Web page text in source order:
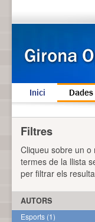
Inici Dades
Filtres
Cliqueu sobre un o
termes de la llista
per filtrar els
AUTORS
Esports (1)